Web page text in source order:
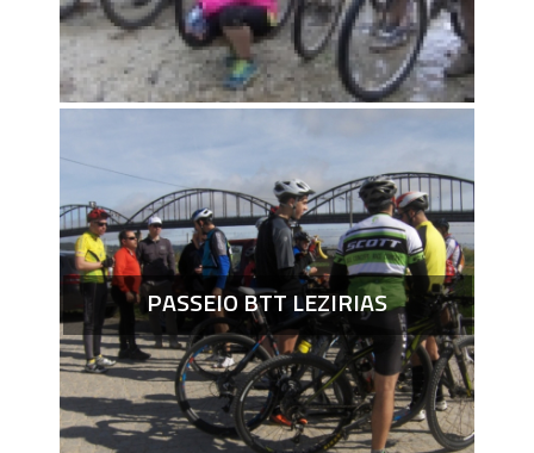
PASSEIO BTT LEZIRIAS